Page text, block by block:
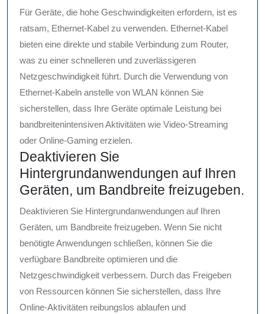
Für Geräte, die hohe Geschwindigkeiten erfordern, ist es
ratsam, Ethernet-Kabel zu verwenden. Ethernet-Kabel
bieten eine direkte und stabile Verbindung zum Router,
was zu einer schnelleren und zuverlässigeren
Netzgeschwindigkeit führt. Durch die Verwendung von
Ethernet-Kabeln anstelle von WLAN können Sie
sicherstellen, dass Ihre Geräte optimale Leistung bei
bandbreitenintensiven Aktivitäten wie Video-Streaming
oder Online-Gaming erzielen.
Deaktivieren Sie
Hintergrundanwendungen auf Ihren
Geräten, um Bandbreite freizugeben.
Deaktivieren Sie Hintergrundanwendungen auf Ihren
Geräten, um Bandbreite freizugeben. Wenn Sie nicht
benötigte Anwendungen schließen, können Sie die
verfügbare Bandbreite optimieren und die
Netzgeschwindigkeit verbessern. Durch das Freigeben
von Ressourcen können Sie sicherstellen, dass Ihre
Online-Aktivitäten reibungslos ablaufen und